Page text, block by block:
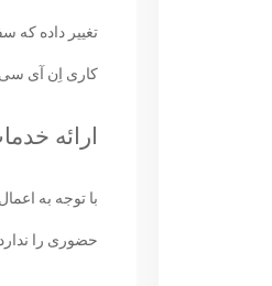
تغییر داده که
کاری اِن آی سی
ارائه
با توجه به
حضوری را